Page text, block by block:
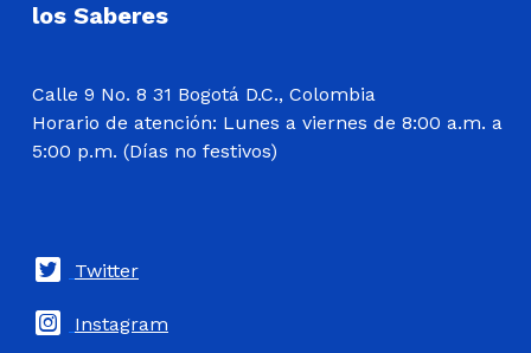
los Saberes
Calle 9 No. 8 31 Bogotá D.C., Colombia
Horario de atención: Lunes a viernes de 8:00 a.m. a
5:00 p.m. (Días no festivos)
Twitter
Instagram